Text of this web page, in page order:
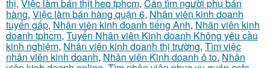
thị, Việc làm bán thịt heo tphcm, Cần tìm người phụ bán
hàng, Việc làm bán hàng quận 6, Nhân viên kinh doanh
tuyển gấp, Nhân viên kinh doanh tiếng Anh, Nhân viên kinh
doanh tphcm, Tuyển Nhân viên Kinh doanh Không yêu cầu
kinh nghiệm, Nhân viên kinh doanh thị trường, Tìm việc
nhân viên kinh doanh, Nhân viên Kinh doanh ô to, Nhân